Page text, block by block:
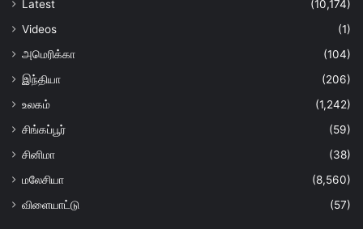
Latest
(10,174)
Videos
(1)
அமெரிக்கா
(104)
இந்தியா
(206)
உலகம்
(1,242)
சிங்கப்பூர்
(59)
சினிமா
(38)
மலேசியா
(8,560)
விளையாட்டு
(57)